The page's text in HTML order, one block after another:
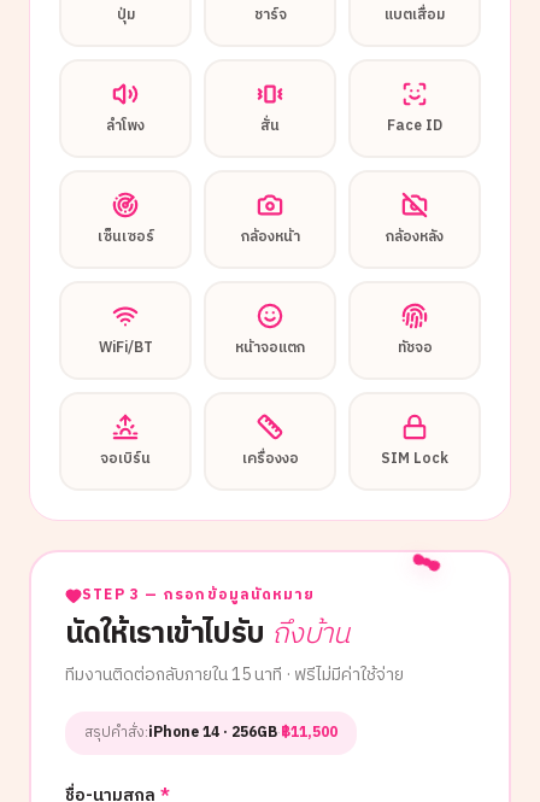
ปุ่ม ชาร์จ แบตเสื่อม
ลำโพง สั่น Face ID
เซ็นเซอร์ กล้องหน้า กล้องหลัง
WiFi/BT หน้าจอแตก ทัชจอ
จอเบิร์น เครื่องงอ SIM Lock
STEP 3 — กรอกข้อมูลนัดหมาย
นัดให้เราเข้าไปรับ ถึงบ้าน
ทีมงานติดต่อกลับภายใน 15 นาที · ฟรีไม่มีค่าใช้จ่าย
สรุปคำสั่ง:iPhone 14 · 256GB·฿11,500
ชื่อ-นามสกุล *